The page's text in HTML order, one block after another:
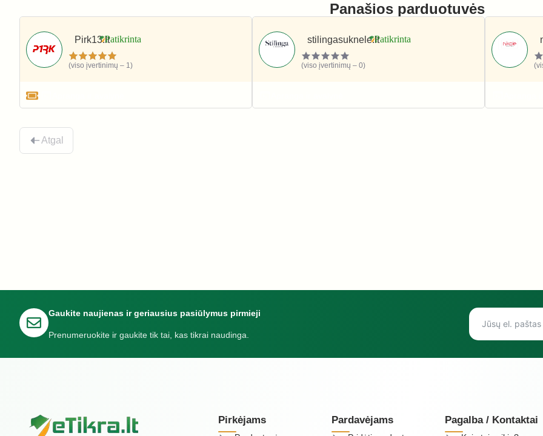
Panašios parduotuvės
Pirk13.lt
(viso įvertinimų – 1)
stilingasuknele.lt
(viso įvertinimų – 0)
Atgal
Gaukite naujienas ir geriausius pasiūlymus pirmieji
Prenumeruokite ir gaukite tik tai, kas tikrai naudinga.
Pirkėjams Pardavėjams Pagalba / Kontaktai